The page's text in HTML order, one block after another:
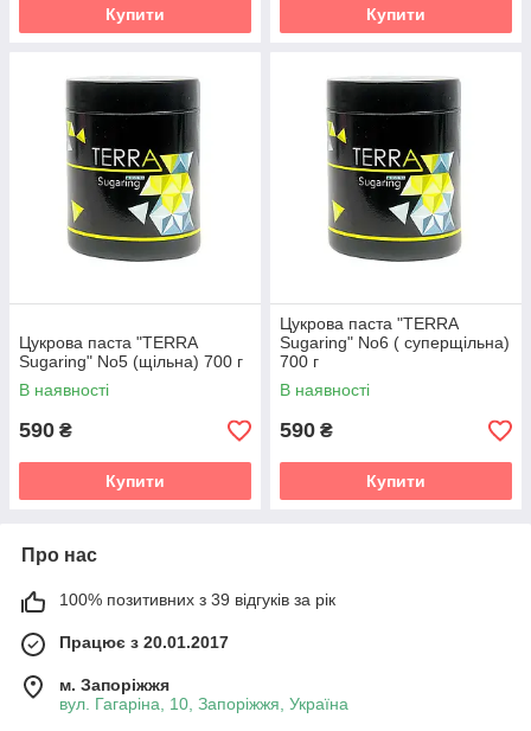
Купити Купити
Цукрова паста "TERRA
Sugaring" No5 (щільна) 700 г
В наявності
590 ₴
Купити
Цукрова паста "TERRA
Sugaring" No6 ( суперщільна)
700 г
В наявності
590 ₴
Купити
Про нас
100% позитивних з 39 відгуків за рік
Працює з 20.01.2017
м. Запоріжжя
вул. Гагаріна, 10, Запоріжжя, Україна